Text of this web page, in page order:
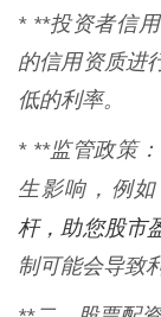
* **投资者信
的信用资质进
低的利率。
* **监管政策
生影响，例如
杆，助您股市
制可能会导致